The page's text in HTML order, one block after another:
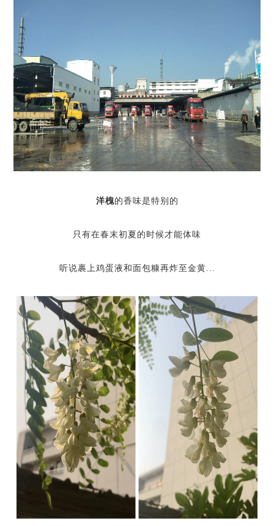
洋槐的香味是特别的
只有在春末初夏的时候才能体味
听说裹上鸡蛋液和面包糠再炸至金黄...